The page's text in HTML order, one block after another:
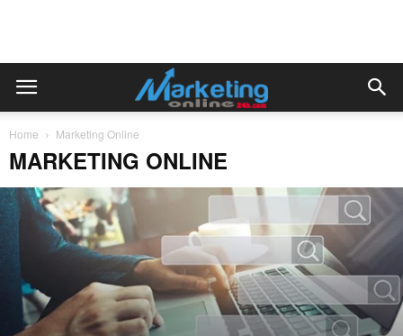
Home Marketing Online
MARKETING ONLINE